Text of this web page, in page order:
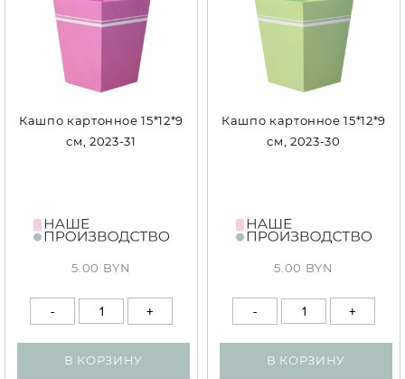
Кашпо картонное 15*12*9
см, 2023-31
5.00 BYN
В КОРЗИНУ
Кашпо картонное 15*12*9
см, 2023-30
5.00 BYN
В КОРЗИНУ